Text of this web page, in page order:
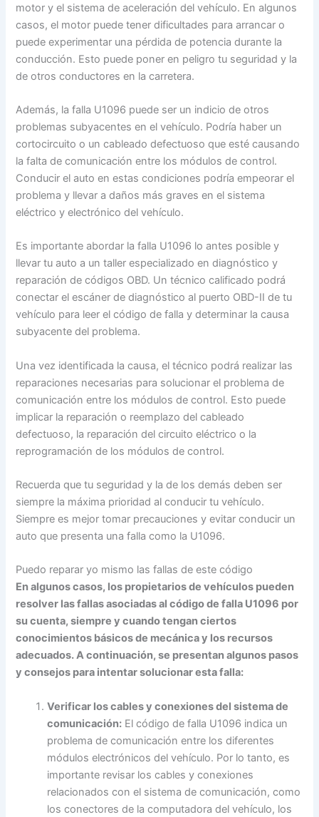
motor y el sistema de aceleración del vehículo. En algunos
casos, el motor puede tener dificultades para arrancar o
puede experimentar una pérdida de potencia durante la
conducción. Esto puede poner en peligro tu seguridad y la
de otros conductores en la carretera.
Además, la falla U1096 puede ser un indicio de otros
problemas subyacentes en el vehículo. Podría haber un
cortocircuito o un cableado defectuoso que esté causando
la falta de comunicación entre los módulos de control.
Conducir el auto en estas condiciones podría empeorar el
problema y llevar a daños más graves en el sistema
eléctrico y electrónico del vehículo.
Es importante abordar la falla U1096 lo antes posible y
llevar tu auto a un taller especializado en diagnóstico y
reparación de códigos OBD. Un técnico calificado podrá
conectar el escáner de diagnóstico al puerto OBD-II de tu
vehículo para leer el código de falla y determinar la causa
subyacente del problema.
Una vez identificada la causa, el técnico podrá realizar las
reparaciones necesarias para solucionar el problema de
comunicación entre los módulos de control. Esto puede
implicar la reparación o reemplazo del cableado
defectuoso, la reparación del circuito eléctrico o la
reprogramación de los módulos de control.
Recuerda que tu seguridad y la de los demás deben ser
siempre la máxima prioridad al conducir tu vehículo.
Siempre es mejor tomar precauciones y evitar conducir un
auto que presenta una falla como la U1096.
Puedo reparar yo mismo las fallas de este código
En algunos casos, los propietarios de vehículos pueden
resolver las fallas asociadas al código de falla U1096 por
su cuenta, siempre y cuando tengan ciertos
conocimientos básicos de mecánica y los recursos
adecuados. A continuación, se presentan algunos pasos
y consejos para intentar solucionar esta falla:
Verificar los cables y conexiones del sistema de
comunicación: El código de falla U1096 indica un
problema de comunicación entre los diferentes
módulos electrónicos del vehículo. Por lo tanto, es
importante revisar los cables y conexiones
relacionados con el sistema de comunicación, como
los conectores de la computadora del vehículo, los